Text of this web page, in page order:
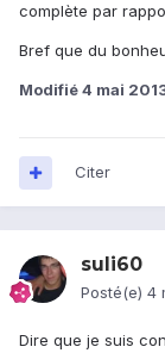
complète par
Bref que du
Modifié4 mai
Citer
suli60
Posté(e) 4
Dire que je suis